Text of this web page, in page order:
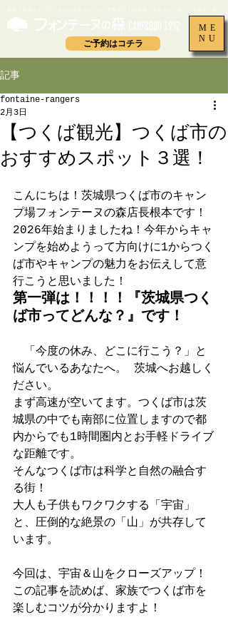
ご予約はコチラ
ME
NU
記事
【つくば観光】つくば市の
おすすめスポット３選！
fontaine-rangers
2月3日
こんにちは！茨城県つくば市のキャン
プ場フォンテーヌの森店長根本です！
2026年始まりましたね！今年からキャ
ンプを始めようって方向けに1からつく
ば市やキャンプの魅力をお伝えして意
行こうと思いました！
第一弾は！！！！『茨城県つく
ば市ってどんな？』です！
「今度の休み、どこに行こう？」と
悩んでいるあなたへ。 茨城へお越しく
ださい。
まず高速が空いてます。つくば市は茨
城県の中でも南部に位置しますので都
内からでも1時間圏内とお手軽ドライブ
な距離です。
そんなつくば市は科学と自然の融合す
る街！
大人も子供もワクワクする「宇宙」
と、圧倒的な絶景の「山」が共存して
います。
今回は、宇宙＆山をクローズアップ！
この記事を読めば、家族でつくば市を
楽しむコツが分かりますよ！